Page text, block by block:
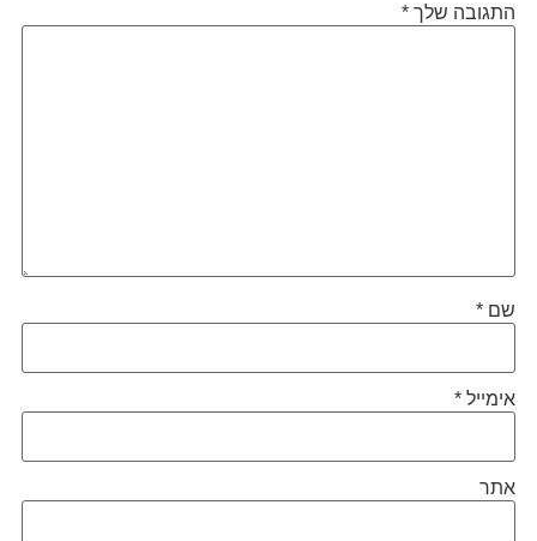
התגובה שלך *
שם *
אימייל *
אתר